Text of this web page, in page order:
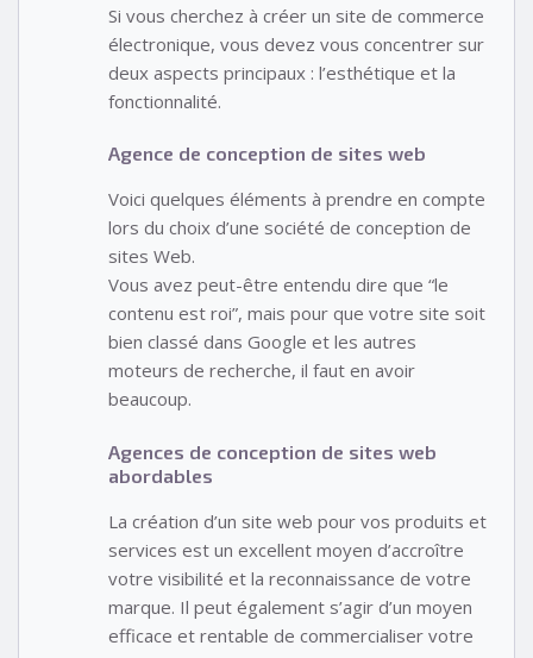
Si vous cherchez à créer un site de commerce
électronique, vous devez vous concentrer sur
deux aspects principaux : l’esthétique et la
fonctionnalité.
Agence de conception de sites web
Voici quelques éléments à prendre en compte
lors du choix d’une société de conception de
sites Web.
Vous avez peut-être entendu dire que “le
contenu est roi”, mais pour que votre site soit
bien classé dans Google et les autres
moteurs de recherche, il faut en avoir
beaucoup.
Agences de conception de sites web
abordables
La création d’un site web pour vos produits et
services est un excellent moyen d’accroître
votre visibilité et la reconnaissance de votre
marque. Il peut également s’agir d’un moyen
efficace et rentable de commercialiser votre